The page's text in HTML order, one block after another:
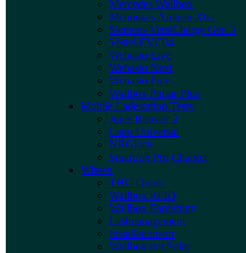
Mercedes Wallbox
Mennekes Amtron Xtra
Siemens VersiCharge Gen 3
Vestel EVC04
Webasto Live
Webasto Next
Webasto Pure
Wallbox Pulsar Plus
Mobile Ladestation Tests
Juice Booster 2
Lapp Universal
NRGkick
Smartfox Pro Charger
Wissen
THG Quote
Wallbox RFID
Wallbox Förderung
Lastmanagement
Installationsort
Wallbox mit Solar